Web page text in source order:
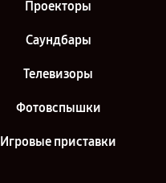
Проекторы
Саундбары
Телевизоры
Фотовспышки
Игровые приставки